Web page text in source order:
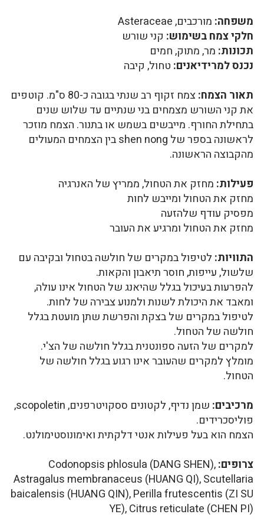
משפחה: מורכבים, Asteraceae
חלקי צמח בשימוש: קני שורש
תכונות: מר, מתוק, חמים
נכנס למרידיאנים: טחול, קיבה
תאור הצמח:
צמח זקוף רב שנתי בגובה כ-80 ס"מ. קוטפים
את קני השורש מצמחים בני שנתיים עד שלוש שנים
בתחילת החורף. מייבשים בשמש או בתנור. הצמח מוזכר
לראשונה בספר של shen nong בין הצמחים המעולים
מהקבוצה הראשונה.
פעילות: מחזק את הטחול, ממריץ של האנרגיה
מחזק את הטחול ומייבש לחות
מפסיק עודף שלהזעה
מחזק את הטחול ומרגיע את העובר
התוויות: לטיפול במקרים של חולשה בטחול ובקיבה עם
שלשול, עייפות, חוסר תיאבון והקאות.
להפרעות בעיכול בגלל שהיאנג של הטחול אינו עולה,
ומאבד את היכולת לשנות ולמנוע צבירה של לחות.
לטיפול במקרים של בצקת והפרשת שתן מועטת בגלל
חולשה של הטחול.
למקרים של הזעה ספונטנית בגלל חולשה של הצ'י.
מומלץ למקרים שהעובר אינו רגוע בגלל חולשה של
הטחול.
מרכיבים:
שמן נדיף, לקטונים ססקויטרפנים, scopoletin,
פוליסכרידים.
הצמח הוא בעל פעילות אנטי דלקתית ואימונוסטימולנט.
צרופים:Codonopsis phlosula (DANG SHEN),
Astragalus membranaceus (HUANG QI), Scutellaria
baicalensis (HUANG QIN), Perilla frutescentis (ZI SU
YE), Citrus reticulate (CHEN PI)